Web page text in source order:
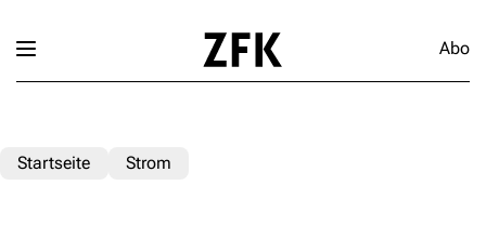
Abo
Startseite Strom